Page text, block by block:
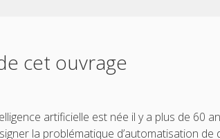
cet ouvrage
artificielle est née il y a plus de 60
la problématique d’automatisation